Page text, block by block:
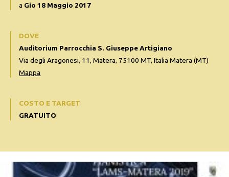
a Gio 18 Maggio 2017
DOVE
Auditorium Parrocchia S. Giuseppe Artigiano
Via degli Aragonesi, 11, Matera, 75100 MT, Italia Matera (MT)
Mappa
COSTO E TARGET
GRATUITO